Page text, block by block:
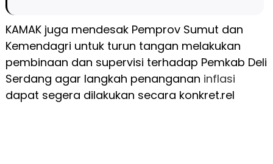
KAMAK juga mendesak Pemprov Sumut dan
Kemendagri untuk turun tangan melakukan
pembinaan dan supervisi terhadap Pemkab Deli
Serdang agar langkah penanganan inflasi
dapat segera dilakukan secara konkret.rel